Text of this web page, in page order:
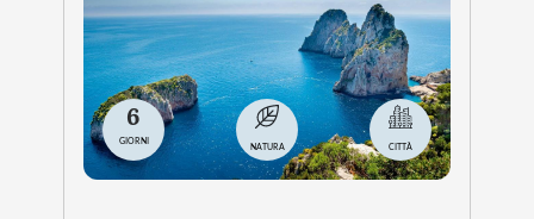
6
GIORNI
NATURA CITTÀ